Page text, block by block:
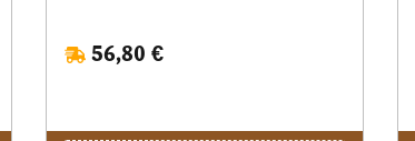
empfehlen, hierzu ein gutes wasserlösliches
Kalibrierfett (kein Graphit!) zu verwenden.Die
56,80 €